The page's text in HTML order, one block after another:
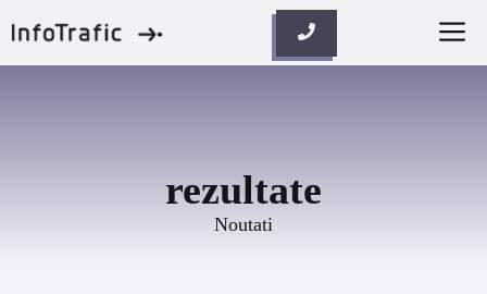
to
content
rezultate
Noutati